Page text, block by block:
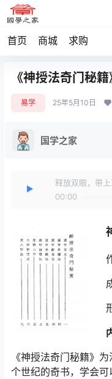
首页 商城 求购
《神授法奇门秘籍
易学 25年5月10日
国学之家
释放双眼，带上
00:00
《神授法奇门秘籍》
个世纪的奇书，学会